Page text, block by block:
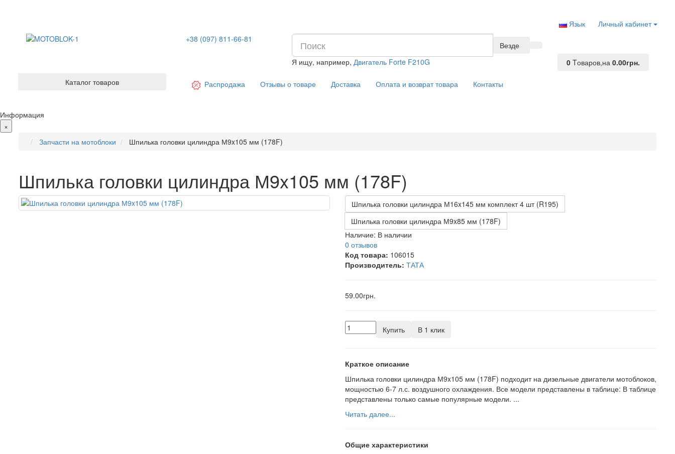
Личный кабинет
Язык
+38 (097) 811-66-81
Везде
Я ищу, например,Двигатель Forte F210G 0 Tоваров,на0.00грн.
Каталог товаров
Распродажа Отзывы о товаре Доставка Оплата и возврат товара Контакты
Информация
×
Запчасти на мотоблоки
Шпилька головки цилиндра М9x105 мм (178F)
Шпилька головки цилиндра М9x105 мм (178F)
Шпилька головки цилиндра М16x145 мм комплект 4 шт (R195)
Шпилька головки цилиндра М9x85 мм (178F)
Наличие: В наличии
0 отзывов
Код товара: 106015
Производитель: ТАТА
59.00грн.
Купить В 1 клик
Краткое описание
Шпилька головки цилиндра М9x105 мм (178F) подходит на дизельные двигатели мотоблоков,
мощностью 6-7 л.с. воздушного охлаждения. Все модели представлены в таблице: В таблице
представлены только самые популярные модели. ...
Читать далее...
Общие характеристики